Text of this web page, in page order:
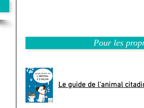
Pour les
Le guide de l'animal